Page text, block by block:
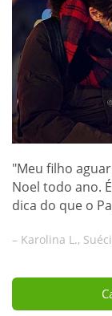
"Meu filho
Noel todo ano.
dica do que o
– Karolina L.,